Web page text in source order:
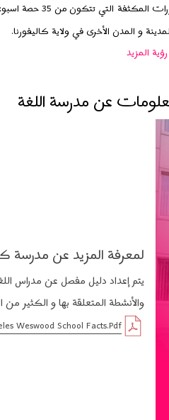
و المدن الأخرى في ولاية كاليفورنا.
و ديزني لاند، وستشاهد منازل
على بعد خطوات فقط من جميع
للعناء والتفكير، فأنت في منطقة
هو جميل ليساعدهم على تقوية لغتهم
الشقة و الغرف، وامكانية البقاء مع
رؤية المزيد
عن مدرسة اللغة
لمعرفة المزيد عن مدرسة
يتم إعداد دليل مفصل عن مدراس
والأنشطة المتعلقة بها و الكثير من
Weswood School Facts.pdf